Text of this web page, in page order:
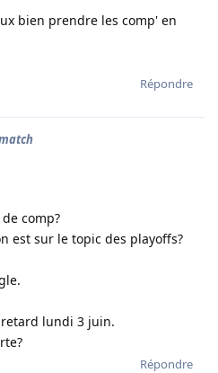
bien prendre les comp' en
Répondre
comp?
est sur le topic des playoffs?
lundi 3 juin.
Répondre